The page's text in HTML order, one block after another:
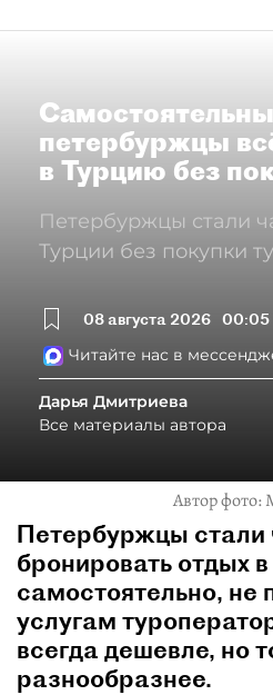
петербуржцы
в Турцию без
Петербуржцы стали
Турции без покупки
08 августа 2026 00:05
Читайте нас в
Дарья Дмитриева
Все материалы автора
Автор фото:
Петербуржцы
бронировать отдых
самостоятельно, не
услугам
всегда дешевле, но
разнообразнее.